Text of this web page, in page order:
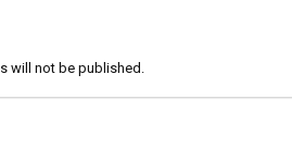
will not be published.